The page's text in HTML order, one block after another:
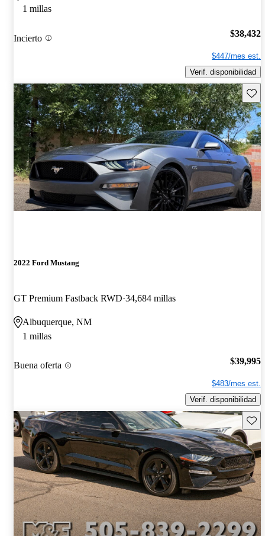
1 millas
Incierto $38,432
$447/mes est.
Verif. disponibilidad
2022 Ford Mustang
GT Premium Fastback RWD 34,684 millas
Albuquerque, NM
1 millas
Buena oferta $39,995
$483/mes est.
Verif. disponibilidad